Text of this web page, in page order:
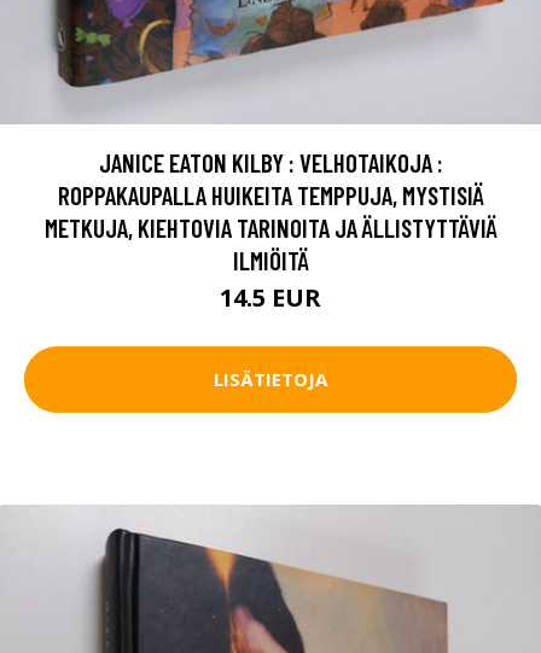
JANICE EATON KILBY : VELHOTAIKOJA :
ROPPAKAUPALLA HUIKEITA TEMPPUJA, MYSTISIÄ
METKUJA, KIEHTOVIA TARINOITA JA ÄLLISTYTTÄVIÄ
ILMIÖITÄ
14.5 EUR
LISÄTIETOJA